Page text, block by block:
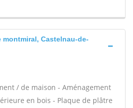
montmiral, Castelnau-de-
/ de maison - Aménagement
en bois - Plaque de plâtre